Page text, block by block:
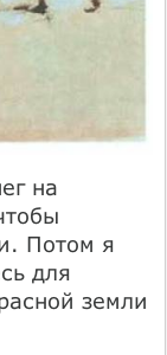
на
Потом я
для
земли